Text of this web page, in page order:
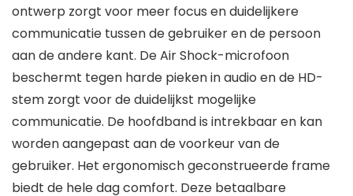
ontwerp zorgt voor meer focus en duidelijkere
communicatie tussen de gebruiker en de persoon
aan de andere kant. De Air Shock-microfoon
beschermt tegen harde pieken in audio en de HD-
stem zorgt voor de duidelijkst mogelijke
communicatie. De hoofdband is intrekbaar en kan
worden aangepast aan de voorkeur van de
gebruiker. Het ergonomisch geconstrueerde frame
biedt de hele dag comfort. Deze betaalbare